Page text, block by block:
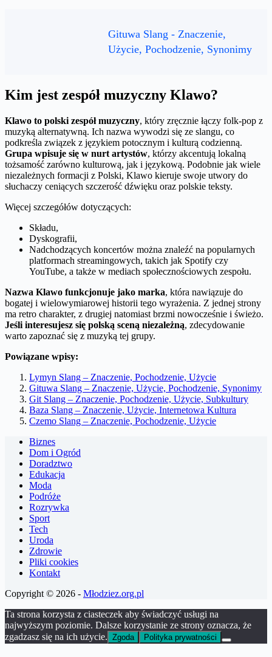
Gituwa Slang - Znaczenie,
Użycie, Pochodzenie, Synonimy
Kim jest zespół muzyczny Klawo?
Klawo to polski zespół muzyczny, który zręcznie łączy folk-pop z
muzyką alternatywną. Ich nazwa wywodzi się ze slangu, co
podkreśla związek z językiem potocznym i kulturą codzienną.
Grupa wpisuje się w nurt artystów, którzy akcentują lokalną
tożsamość zarówno kulturową, jak i językową. Podobnie jak wiele
niezależnych formacji z Polski, Klawo kieruje swoje utwory do
słuchaczy ceniących szczerość dźwięku oraz polskie teksty.
Więcej szczegółów dotyczących:
Składu,
Dyskografii,
Nadchodzących koncertów można znaleźć na popularnych
platformach streamingowych, takich jak Spotify czy
YouTube, a także w mediach społecznościowych zespołu.
Nazwa Klawo funkcjonuje jako marka, która nawiązuje do
bogatej i wielowymiarowej historii tego wyrażenia. Z jednej strony
ma retro charakter, z drugiej natomiast brzmi nowocześnie i świeżo.
Jeśli interesujesz się polską sceną niezależną, zdecydowanie
warto zapoznać się z muzyką tej grupy.
Powiązane wpisy:
Lymyn Slang – Znaczenie, Pochodzenie, Użycie
Gituwa Slang – Znaczenie, Użycie, Pochodzenie, Synonimy
Git Slang – Znaczenie, Pochodzenie, Użycie, Subkultury
Baza Slang – Znaczenie, Użycie, Internetowa Kultura
Czemo Slang – Znaczenie, Pochodzenie, Użycie
Biznes
Dom i Ogród
Doradztwo
Edukacja
Moda
Podróże
Rozrywka
Sport
Tech
Uroda
Zdrowie
Pliki cookies
Kontakt
Copyright © 2026 - Młodziez.org.pl
Ta strona korzysta z ciasteczek aby świadczyć usługi na
najwyższym poziomie. Dalsze korzystanie ze strony oznacza, że
zgadzasz się na ich użycie. Zgoda Polityka prywatności